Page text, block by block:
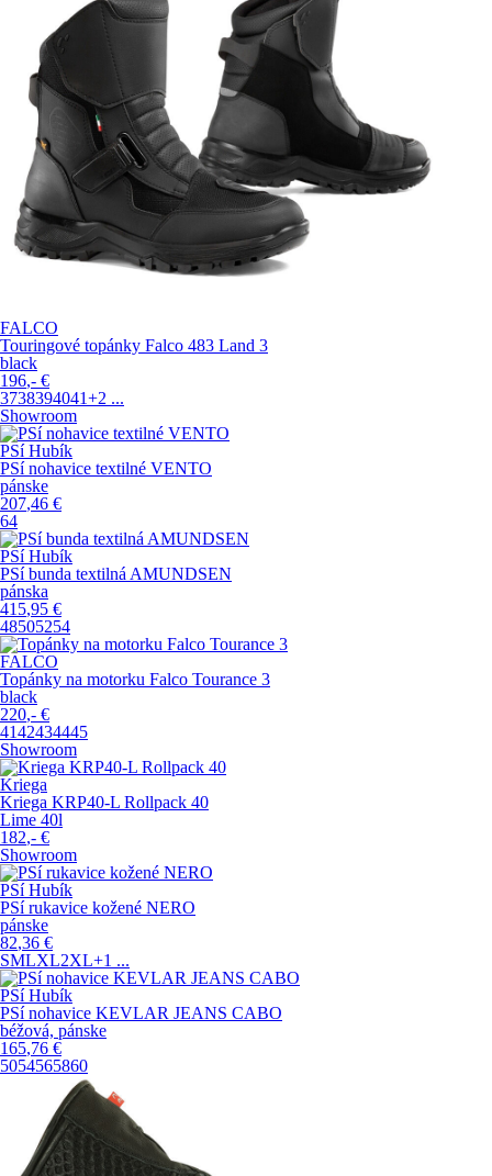
FALCO
Touringové topánky Falco 483 Land 3
black
196,- €
3738394041+2 ...
Showroom
PSí Hubík
PSí nohavice textilné VENTO
pánske
207,46 €
64
PSí Hubík
PSí bunda textilná AMUNDSEN
pánska
415,95 €
48505254
FALCO
Topánky na motorku Falco Tourance 3
black
220,- €
4142434445
Showroom
Kriega
Kriega KRP40-L Rollpack 40
Lime 40l
182,- €
Showroom
PSí Hubík
PSí rukavice kožené NERO
pánske
82,36 €
SMLXL2XL+1 ...
PSí Hubík
PSí nohavice KEVLAR JEANS CABO
béžová, pánske
165,76 €
5054565860